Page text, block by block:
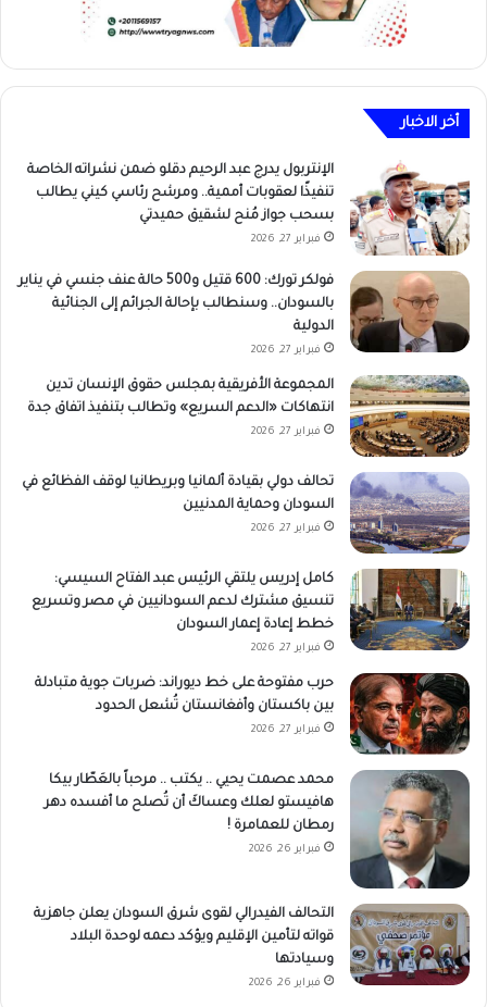
أخر الاخبار
الإنتربول يدرج عبد الرحيم دقلو ضمن نشراته الخاصة
تنفيذًا لعقوبات أممية.. ومرشح رئاسي كيني يطالب
بسحب جواز مُنح لشقيق حميدتي
فبراير 27, 2026
فولكر تورك: 600 قتيل و500 حالة عنف جنسي في يناير
بالسودان.. وسنطالب بإحالة الجرائم إلى الجنائية
الدولية
فبراير 27, 2026
المجموعة الأفريقية بمجلس حقوق الإنسان تدين
انتهاكات «الدعم السريع» وتطالب بتنفيذ اتفاق جدة
فبراير 27, 2026
تحالف دولي بقيادة ألمانيا وبريطانيا لوقف الفظائع في
السودان وحماية المدنيين
فبراير 27, 2026
كامل إدريس يلتقي الرئيس عبد الفتاح السيسي:
تنسيق مشترك لدعم السودانيين في مصر وتسريع
خطط إعادة إعمار السودان
فبراير 27, 2026
حرب مفتوحة على خط ديوراند: ضربات جوية متبادلة
بين باكستان وأفغانستان تُشعل الحدود
فبراير 27, 2026
محمد عصمت يحيي .. يكتب .. مرحباً بالعَطّار بيكا
هافيستو لعلك وعساكَ أن تُصلح ما أفسده دهر
رمطان للعمامرة !
فبراير 26, 2026
التحالف الفيدرالي لقوى شرق السودان يعلن جاهزية
قواته لتأمين الإقليم ويؤكد دعمه لوحدة البلاد
وسيادتها
فبراير 26, 2026